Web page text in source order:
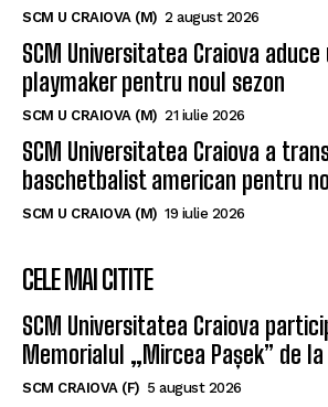
SCM U CRAIOVA (M) 2 august 2026
SCM Universitatea Craiova aduce
playmaker pentru noul sezon
SCM U CRAIOVA (M) 21 iulie 2026
SCM Universitatea Craiova a
baschetbalist american pentru
SCM U CRAIOVA (M) 19 iulie 2026
CELE MAI CITITE
SCM Universitatea Craiova
Memorialul „Mircea Pașek” de
SCM CRAIOVA (F) 5 august 2026